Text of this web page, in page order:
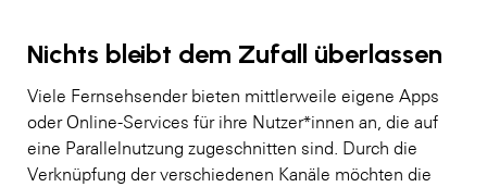
Nichts bleibt dem Zufall überlassen
Viele Fernsehsender bieten mittlerweile eigene Apps
oder Online-Services für ihre Nutzer*innen an, die auf
eine Parallelnutzung zugeschnitten sind. Durch die
Verknüpfung der verschiedenen Kanäle möchten die